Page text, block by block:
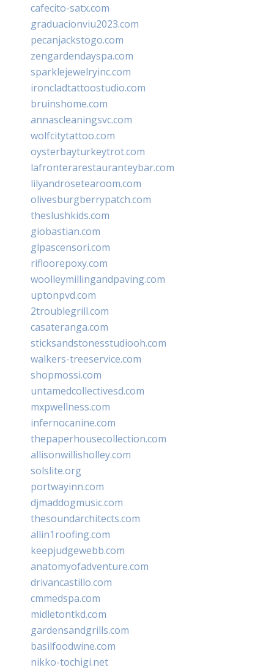
cafecito-satx.com
graduacionviu2023.com
pecanjackstogo.com
zengardendayspa.com
sparklejewelryinc.com
ironcladtattoostudio.com
bruinshome.com
annascleaningsvc.com
wolfcitytattoo.com
oysterbayturkeytrot.com
lafronterarestauranteybar.com
lilyandrosetearoom.com
olivesburgberrypatch.com
theslushkids.com
giobastian.com
glpascensori.com
rifloorepoxy.com
woolleymillingandpaving.com
uptonpvd.com
2troublegrill.com
casateranga.com
sticksandstonesstudiooh.com
walkers-treeservice.com
shopmossi.com
untamedcollectivesd.com
mxpwellness.com
infernocanine.com
thepaperhousecollection.com
allisonwillisholley.com
solslite.org
portwayinn.com
djmaddogmusic.com
thesoundarchitects.com
allin1roofing.com
keepjudgewebb.com
anatomyofadventure.com
drivancastillo.com
cmmedspa.com
midletontkd.com
gardensandgrills.com
basilfoodwine.com
nikko-tochigi.net